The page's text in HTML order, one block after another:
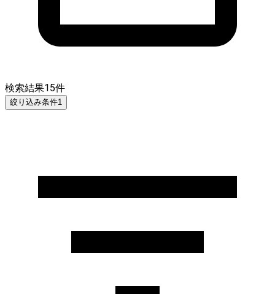
検索結果15件
絞り込み条件1